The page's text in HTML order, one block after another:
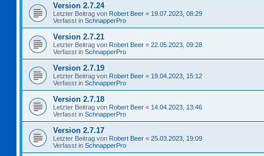
Version 2.7.24
Letzter Beitrag von Robert Beer « 19.07.2023, 08:29
Verfasst in SchnapperPro
Version 2.7.21
Letzter Beitrag von Robert Beer « 22.05.2023, 09:28
Verfasst in SchnapperPro
Version 2.7.19
Letzter Beitrag von Robert Beer « 19.04.2023, 15:12
Verfasst in SchnapperPro
Version 2.7.18
Letzter Beitrag von Robert Beer « 14.04.2023, 13:46
Verfasst in SchnapperPro
Version 2.7.17
Letzter Beitrag von Robert Beer « 25.03.2023, 19:09
Verfasst in SchnapperPro